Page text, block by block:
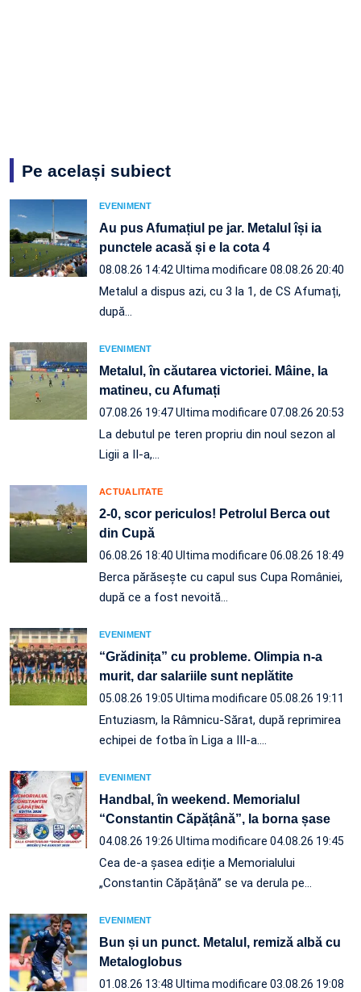
Pe același subiect
EVENIMENT
Au pus Afumațiul pe jar. Metalul își ia
punctele acasă și e la cota 4
08.08.26 14:42 Ultima modificare 08.08.26 20:40
Metalul a dispus azi, cu 3 la 1, de CS Afumați,
după…
EVENIMENT
Metalul, în căutarea victoriei. Mâine, la
matineu, cu Afumați
07.08.26 19:47Ultima modificare 07.08.26 20:53
La debutul pe teren propriu din noul sezon al
Ligii a II-a,…
ACTUALITATE
2-0, scor periculos! Petrolul Berca out
din Cupă
06.08.26 18:40 Ultima modificare 06.08.26 18:49
Berca părăsește cu capul sus Cupa României,
după ce a fost nevoită…
EVENIMENT
“Grădinița” cu probleme. Olimpia n-a
murit, dar salariile sunt neplătite
05.08.26 19:05 Ultima modificare 05.08.26 19:11
Entuziasm, la Râmnicu-Sărat, după reprimirea
echipei de fotba în Liga a III-a.…
EVENIMENT
Handbal, în weekend. Memorialul
“Constantin Căpățână”, la borna șase
04.08.26 19:26 Ultima modificare 04.08.26 19:45
Cea de-a șasea ediție a Memorialului
„Constantin Căpățână” se va derula pe…
EVENIMENT
Bun și un punct. Metalul, remiză albă cu
Metaloglobus
01.08.26 13:48 Ultima modificare 03.08.26 19:08